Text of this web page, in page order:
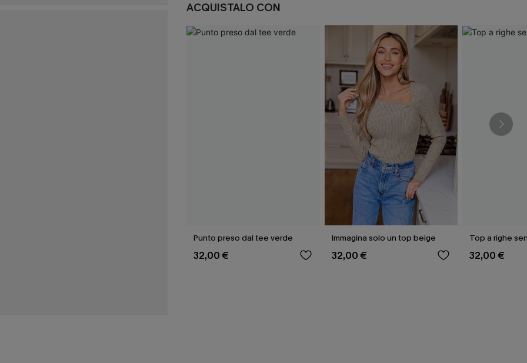
ACQUISTALO CON
Punto preso dal tee verde
32,00 €
Immagina solo un top beige
32,00 €
Top a righe
32,00 €